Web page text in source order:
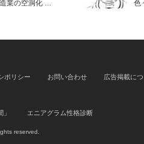
業の空洞化 …
色
ポリシー お問い合わせ 広告掲載に
エニアグラム性格診断
reserved.